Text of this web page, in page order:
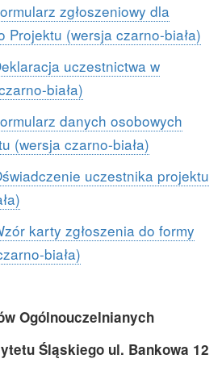
zgłoszeniowy dla
Projektu (wersja czarno-biała)
uczestnictwa w
biała)
danych osobowych
(wersja czarno-biała)
uczestnika projektu
karty zgłoszenia do formy
biała)
Ogólnouczelnianych
Śląskiego ul. Bankowa 12